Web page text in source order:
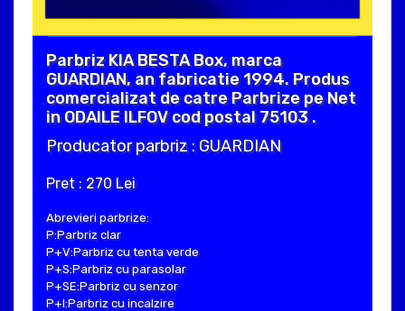
Parbriz KIA BESTA Box, marca
GUARDIAN, an fabricatie 1994. Produs
comercializat de catre Parbrize pe Net
in ODAILE ILFOV cod postal 75103 .
Producator parbriz : GUARDIAN
Pret : 270 Lei
Abrevieri parbrize:
P:Parbriz clar
P+V:Parbriz cu tenta verde
P+S:Parbriz cu parasolar
P+SE:Parbriz cu senzor
P+I:Parbriz cu incalzire